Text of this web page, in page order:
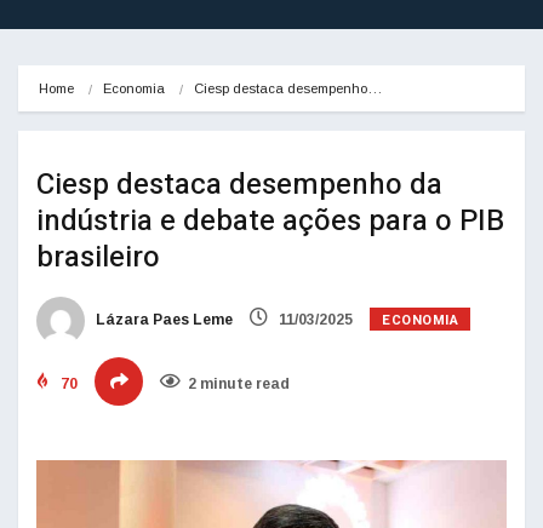
Home Economia Ciesp destaca desempenho…
Ciesp destaca desempenho da
indústria e debate ações para o PIB
brasileiro
Lázara Paes Leme 11/03/2025 ECONOMIA
70 2 minute read